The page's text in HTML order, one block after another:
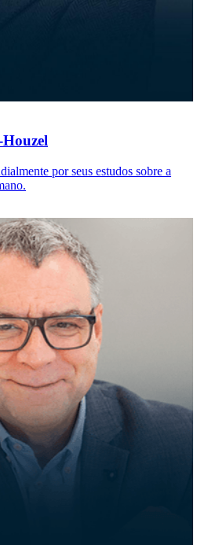
por seus estudos sobre a